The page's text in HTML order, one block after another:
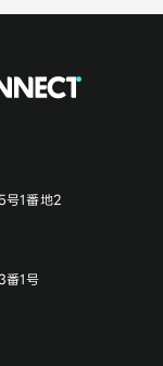
号1番地2
番1号